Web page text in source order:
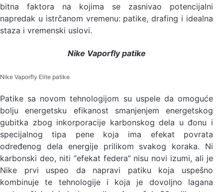
bitna faktora na kojima se zasnivao potencijalni
napredak u istrčanom vremenu: patike, drafing i idealna
staza i vremenski uslovi.
Nike Vaporfly patike
Nike Vaporfly Elite patike
Patike sa novom tehnologijom su uspele da omoguće
bolju energetsku efikanost smanjenjem energetskog
gubitka zbog inkorporacije karbonskog dela u đonu i
specijalnog tipa pene koja ima efekat povrata
određenog dela energije prilikom svakog koraka. Ni
karbonski deo, niti “efekat federa” nisu novi izumi, ali je
Nike prvi uspeo da napravi patiku koja uspešno
kombinuje te tehnologije i koja je dovoljno lagana